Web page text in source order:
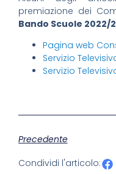
premiazione dei
Bando Scuole 2022/
Pagina web
Servizio
Servizio
Precedente
Condividi l'articolo: